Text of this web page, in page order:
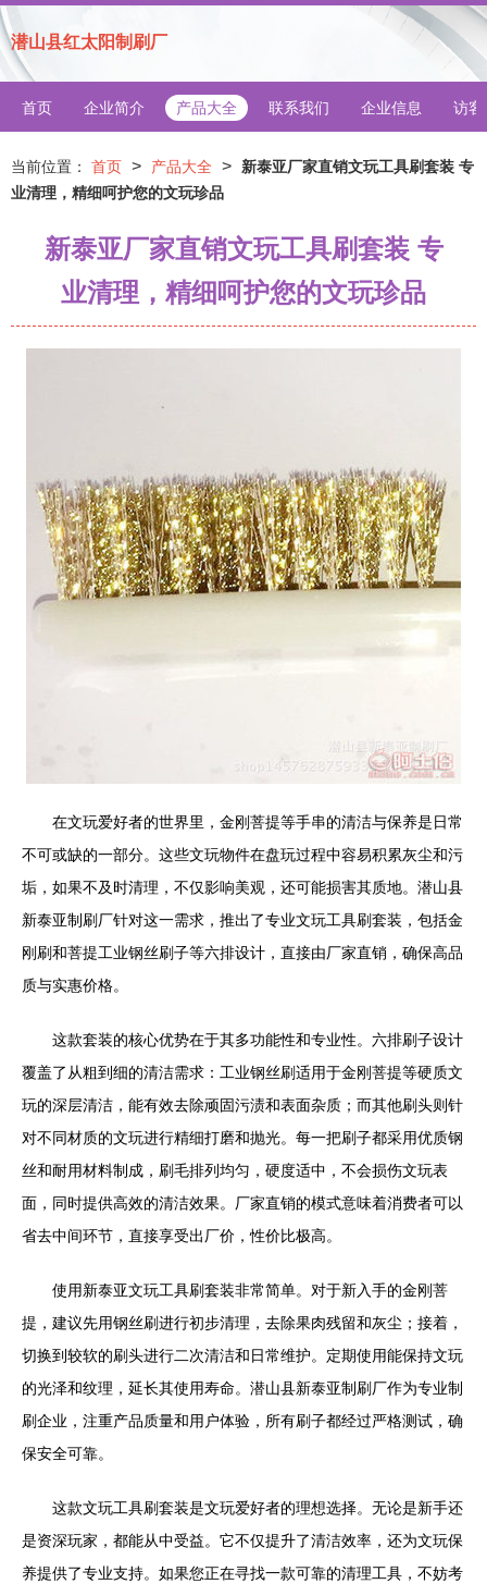
潜山县红太阳制刷厂
首页 企业简介 产品大全 联系我们 企业信息 访客
当前位置： 首页 > 产品大全 >
新泰亚厂家直销文玩工具刷套装 专
业清理，精细呵护您的文玩珍品
新泰亚厂家直销文玩工具刷套装 专
业清理，精细呵护您的文玩珍品
在文玩爱好者的世界里，金刚菩提等手串的清洁与保养是日常
不可或缺的一部分。这些文玩物件在盘玩过程中容易积累灰尘和污
垢，如果不及时清理，不仅影响美观，还可能损害其质地。潜山县
新泰亚制刷厂针对这一需求，推出了专业文玩工具刷套装，包括金
刚刷和菩提工业钢丝刷子等六排设计，直接由厂家直销，确保高品
质与实惠价格。
这款套装的核心优势在于其多功能性和专业性。六排刷子设计
覆盖了从粗到细的清洁需求：工业钢丝刷适用于金刚菩提等硬质文
玩的深层清洁，能有效去除顽固污渍和表面杂质；而其他刷头则针
对不同材质的文玩进行精细打磨和抛光。每一把刷子都采用优质钢
丝和耐用材料制成，刷毛排列均匀，硬度适中，不会损伤文玩表
面，同时提供高效的清洁效果。厂家直销的模式意味着消费者可以
省去中间环节，直接享受出厂价，性价比极高。
使用新泰亚文玩工具刷套装非常简单。对于新入手的金刚菩
提，建议先用钢丝刷进行初步清理，去除果肉残留和灰尘；接着，
切换到较软的刷头进行二次清洁和日常维护。定期使用能保持文玩
的光泽和纹理，延长其使用寿命。潜山县新泰亚制刷厂作为专业制
刷企业，注重产品质量和用户体验，所有刷子都经过严格测试，确
保安全可靠。
这款文玩工具刷套装是文玩爱好者的理想选择。无论是新手还
是资深玩家，都能从中受益。它不仅提升了清洁效率，还为文玩保
养提供了专业支持。如果您正在寻找一款可靠的清理工具，不妨考